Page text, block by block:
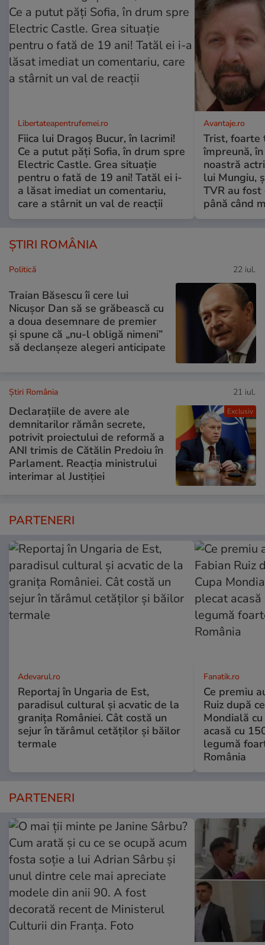
Libertateapentrufemei.ro
Fiica lui Dragoș Bucur, în lacrimi!
Ce a putut păți Sofia, în drum spre
Electric Castle. Grea situație
pentru o fată de 19 ani! Tatăl ei i-
a lăsat imediat un comentariu,
care a stârnit un val de reacții
Avantaje.ro
Trist, foarte
împreună,
noastră
lui Mungiu,
TVR au
până când
ȘTIRI ROMÂNIA
Politică 22 iul.
Traian Băsescu îi cere lui
Nicușor Dan să se grăbească cu
a doua desemnare de premier
și spune că „nu-l obligă nimeni”
să declanșeze alegeri anticipate
Exclusiv
Știri România 21 iul.
Declarațiile de avere ale
demnitarilor rămân secrete,
potrivit proiectului de reformă a
ANI trimis de Cătălin Predoiu în
Parlament. Reacția ministrului
interimar al Justiției
PARTENERI
Adevarul.ro
Reportaj în Ungaria de Est,
paradisul cultural și acvatic de la
granița României. Cât costă un
sejur în tărâmul cetăților și băilor
termale
Fanatik.ro
Ce premiu
Ruiz după
Mondială
acasă cu
legumă
România
PARTENERI